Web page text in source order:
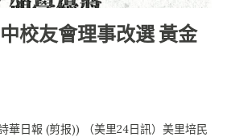
校友會理事改選 黃金
華日報 (剪报)) （美里24日訊）美里培民